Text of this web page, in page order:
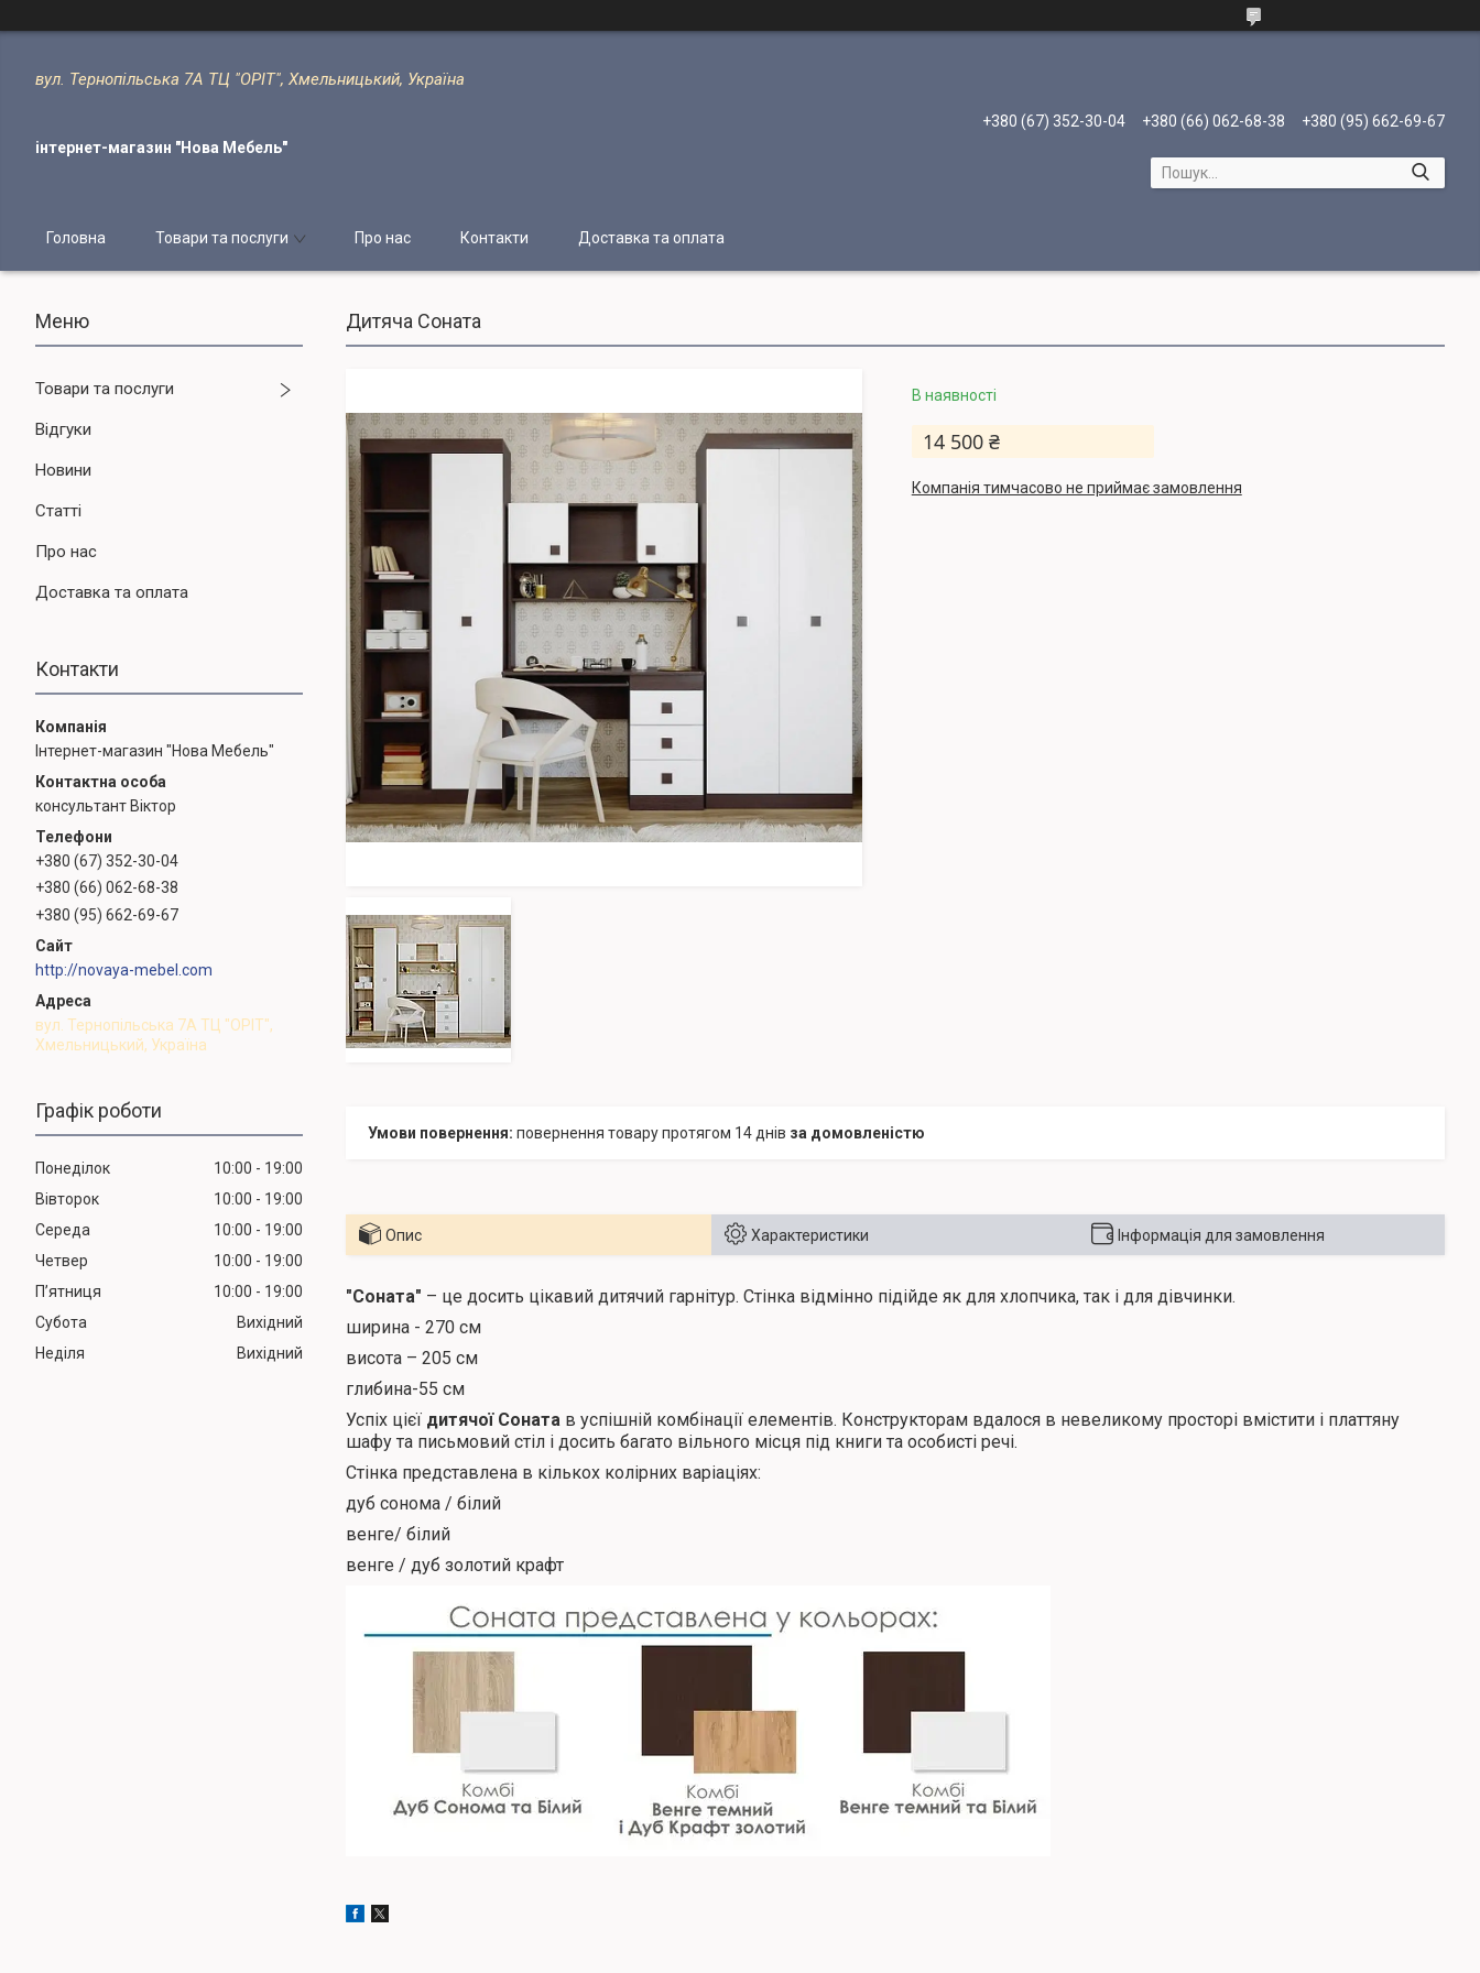
вул. Тернопільська 7А ТЦ "ОРІТ", Хмельницький, Україна
інтернет-магазин "Нова Мебель"
+380 (67) 352-30-04 +380 (66) 062-68-38 +380 (95) 662-69-67
Головна Товари та послуги Про нас Контакти Доставка та оплата
Товари та послуги
Відгуки
Новини
Статті
Про нас
Доставка та оплата
Контакти
Інтернет-магазин "Нова Мебель"
консультант Віктор
+380 (67) 352-30-04
+380 (66) 062-68-38
+380 (95) 662-69-67
http://novaya-mebel.com
вул. Тернопільська 7А ТЦ "ОРІТ",
Хмельницький, Україна
Графік роботи
Понеділок 10:00
19:00
Вівторок
10:00
19:00
Середа
10:00
19:00
Четвер
10:00
19:00
Пʼятниця
10:00
19:00
Субота
Вихідний
Неділя
Вихідний
Дитяча Соната
В наявності
14 500 ₴
Компанія тимчасово не приймає замовлення
повернення товару протягом 14 днів за домовленістю
Опис Характеристики Інформація для замовлення
"Соната" – це досить цікавий дитячий гарнітур. Стінка відмінно підійде як для хлопчика, так і для дівчинки.
ширина - 270 см
висота – 205 см
глибина-55 см
Успіх цієї дитячої Соната в успішній комбінації елементів. Конструкторам вдалося в невеликому просторі вмістити і платтяну
шафу та письмовий стіл і досить багато вільного місця під книги та особисті речі.
Стінка представлена ​​в кількох колірних варіаціях:
дуб сонома / білий
венге/ білий
венге / дуб золотий крафт